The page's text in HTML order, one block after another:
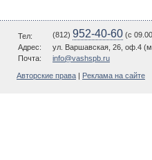
Тел: (812) 952-40-60 (c
Адрес:
ул. Варшавская, 26, оф.4
Почта:
info@vashspb.ru
Авторские права Реклама на сайте